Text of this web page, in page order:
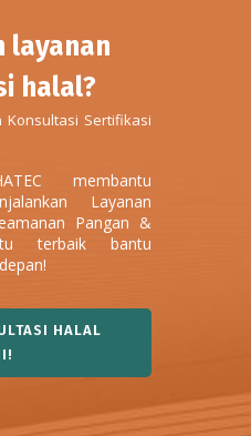
layanan
halal?
Konsultasi Sertifikasi
membantu
Layanan
Pangan &
terbaik bantu
HALAL